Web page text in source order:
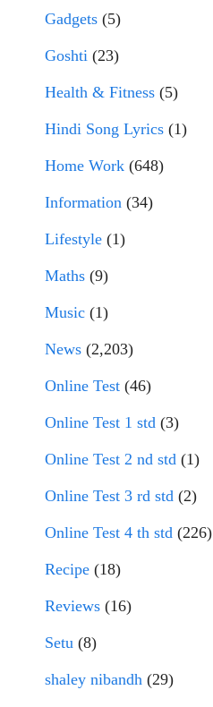
Gadgets (5)
Goshti (23)
Health & Fitness (5)
Hindi Song Lyrics (1)
Home Work (648)
Information (34)
Lifestyle (1)
Maths (9)
Music (1)
News (2,203)
Online Test (46)
Online Test 1 std (3)
Online Test 2 nd std (1)
Online Test 3 rd std (2)
Online Test 4 th std (226)
Recipe (18)
Reviews (16)
Setu (8)
shaley nibandh (29)